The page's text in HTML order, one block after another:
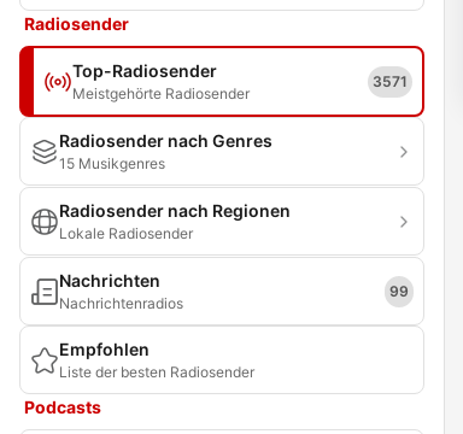
Radiosender
Top-Radiosender
Meistgehörte Radiosender
3571
Radiosender nach Genres
15 Musikgenres
Radiosender nach Regionen
Lokale Radiosender
Nachrichten
Nachrichtenradios
99
Empfohlen
Liste der besten Radiosender
Podcasts